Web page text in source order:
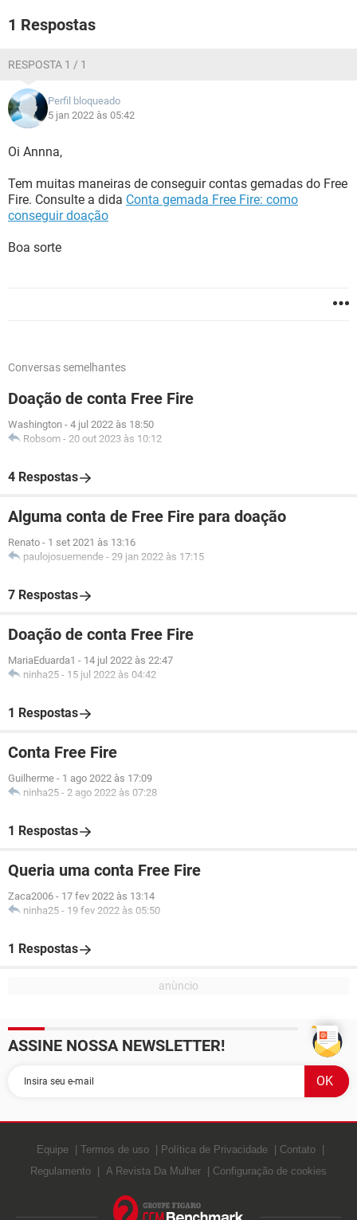
1 Respostas
RESPOSTA 1 / 1
Perfil bloqueado
5 jan 2022 às 05:42
Oi Annna,
Tem muitas maneiras de conseguir contas gemadas do Free
Fire. Consulte a dida Conta gemada Free Fire: como
conseguir doação
Boa sorte
Conversas semelhantes
Doação de conta Free Fire
Washington - 4 jul 2022 às 18:50
Robsom - 20 out 2023 às 10:12
4 Respostas
Alguma conta de Free Fire para doação
Renato - 1 set 2021 às 13:16
paulojosuemende - 29 jan 2022 às 17:15
7 Respostas
Doação de conta Free Fire
MariaEduarda1 - 14 jul 2022 às 22:47
ninha25 - 15 jul 2022 às 04:42
1 Respostas
Conta Free Fire
Guilherme - 1 ago 2022 às 17:09
ninha25 - 2 ago 2022 às 07:28
1 Respostas
Queria uma conta Free Fire
Zaca2006 - 17 fev 2022 às 13:14
ninha25 - 19 fev 2022 às 05:50
1 Respostas
ASSINE NOSSA NEWSLETTER!
Equipe Termos de uso Política de Privacidade
Contato
Regulamento
A Revista Da Mulher Configuração de cookies